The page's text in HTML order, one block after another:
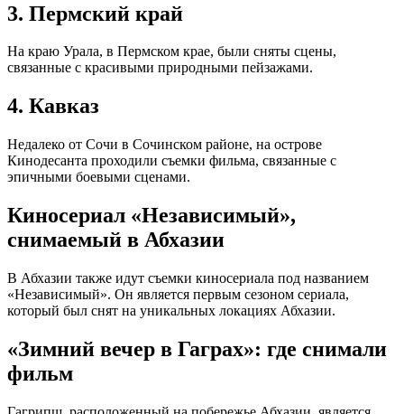
3. Пермский край
На краю Урала, в Пермском крае, были сняты сцены,
связанные с красивыми природными пейзажами.
4. Кавказ
Недалеко от Сочи в Сочинском районе, на острове
Кинодесанта проходили съемки фильма, связанные с
эпичными боевыми сценами.
Киносериал «Независимый»,
снимаемый в Абхазии
В Абхазии также идут съемки киносериала под названием
«Независимый». Он является первым сезоном сериала,
который был снят на уникальных локациях Абхазии.
«Зимний вечер в Гаграх»: где снимали
фильм